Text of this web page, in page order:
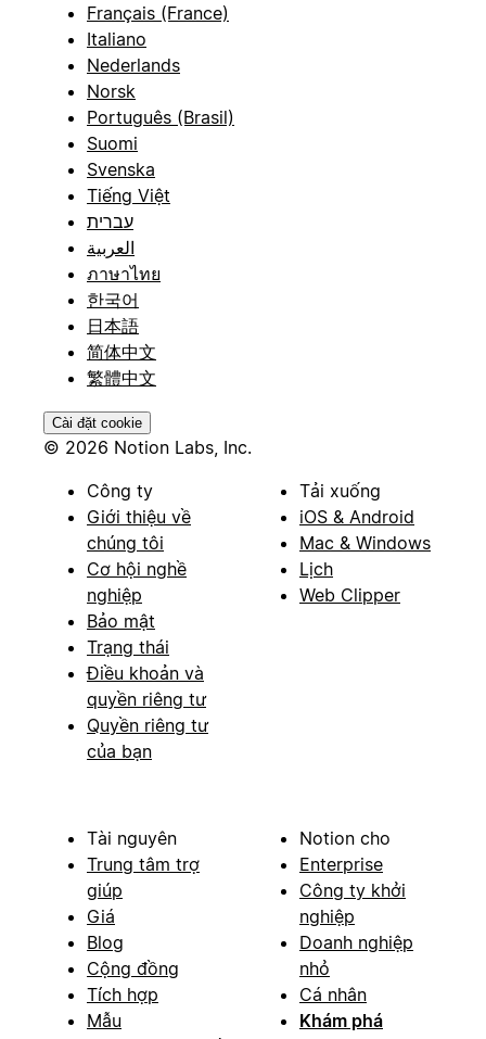
Français (France)
Italiano
Nederlands
Norsk
Português (Brasil)
Suomi
Svenska
Tiếng Việt
עברית
العربية
ภาษาไทย
한국어
日本語
简体中文
繁體中文
Cài đặt cookie
© 2026 Notion Labs, Inc.
Công ty
Giới thiệu về
chúng tôi
Cơ hội nghề
nghiệp
Bảo mật
Trạng thái
Điều khoản và
quyền riêng tư
Quyền riêng tư
của bạn
Tải xuống
iOS & Android
Mac & Windows
Lịch
Web Clipper
Tài nguyên
Trung tâm trợ
giúp
Giá
Blog
Cộng đồng
Tích hợp
Mẫu
Notion cho
Enterprise
Công ty khởi
nghiệp
Doanh nghiệp
nhỏ
Cá nhân
Khám phá